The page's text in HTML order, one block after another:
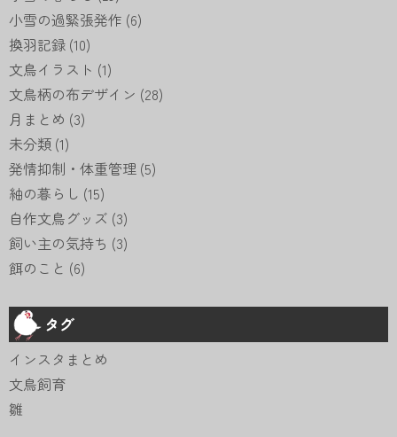
小雪の過緊張発作 (6)
換羽記録 (10)
文鳥イラスト (1)
文鳥柄の布デザイン (28)
月まとめ (3)
未分類 (1)
発情抑制・体重管理 (5)
紬の暮らし (15)
自作文鳥グッズ (3)
飼い主の気持ち (3)
餌のこと (6)
タグ
インスタまとめ
文鳥飼育
雛